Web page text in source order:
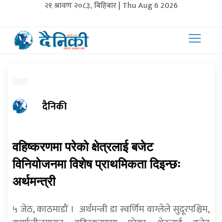
२१ श्रावण २०८३, बिहिबार | Thu Aug 6 2026
दैनिकी
वहिष्करणमा परेको क्षेत्रलाई बजेट
विनियोजनमा विशेष प्राथमिकता दिइन्छः
अर्थमन्त्री
५ जेठ, काठमाडौं । अर्थमन्त्री डा स्वर्णिम वाग्लेले सुदूरपश्चिम,